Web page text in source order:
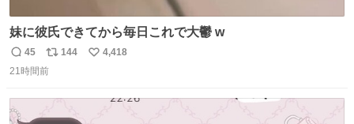
妹に彼氏できてから毎日これで大鬱 w
返
信
45
リ
ポ
144
い
4,418
21時間前